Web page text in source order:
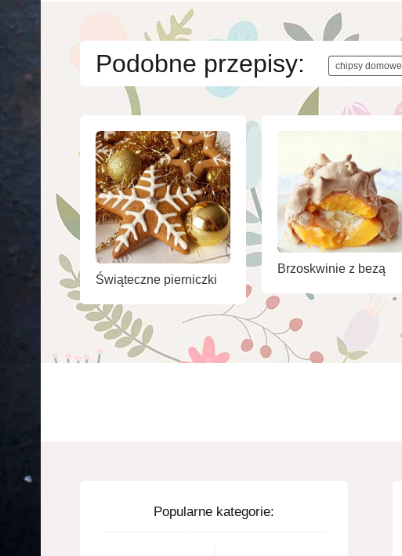
Podobne przepisy: chipsy domowe
Świąteczne pierniczki
Brzoskwinie z bezą
Popularne kategorie: